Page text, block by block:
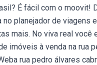
É fácil com o moovit!
no planejador de viagens
mais. No viva real você
imóveis à venda na rua
rua pedro álvares